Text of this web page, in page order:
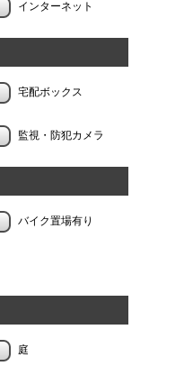
インターネット
宅配ボックス
監視・防犯カメラ
バイク置場有り
庭